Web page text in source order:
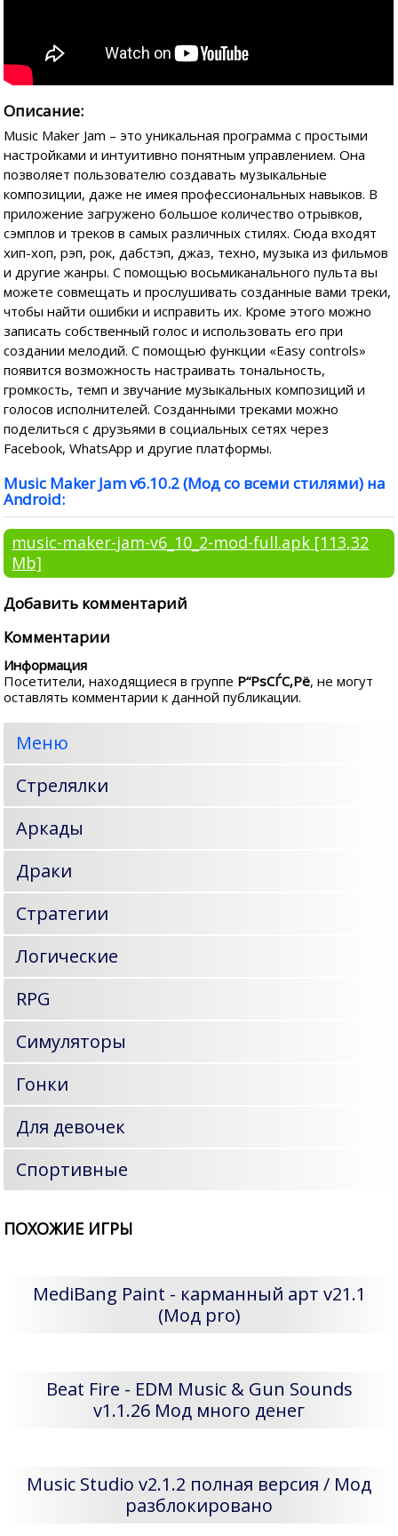
Описание:
Music Maker Jam – это уникальная программа с простыми
настройками и интуитивно понятным управлением. Она
позволяет пользователю создавать музыкальные
композиции, даже не имея профессиональных навыков. В
приложение загружено большое количество отрывков,
сэмплов и треков в самых различных стилях. Сюда входят
хип-хоп, рэп, рок, дабстэп, джаз, техно, музыка из фильмов
и другие жанры. С помощью восьмиканального пульта вы
можете совмещать и прослушивать созданные вами треки,
чтобы найти ошибки и исправить их. Кроме этого можно
записать собственный голос и использовать его при
создании мелодий. С помощью функции «Easy controls»
появится возможность настраивать тональность,
громкость, темп и звучание музыкальных композиций и
голосов исполнителей. Созданными треками можно
поделиться с друзьями в социальных сетях через
Facebook, WhatsApp и другие платформы.
Music Maker Jam v6.10.2 (Мод со всеми стилями) на
Android:
music-maker-jam-v6_10_2-mod-full.apk [113,32
Mb]
Добавить комментарий
Комментарии
Информация
Посетители, находящиеся в группе Р“РѕСЃС‚Рё, не могут
оставлять комментарии к данной публикации.
Меню
Стрелялки
Аркады
Драки
Стратегии
Логические
RPG
Симуляторы
Гонки
Для девочек
Спортивные
ПОХОЖИЕ ИГРЫ
MediBang Paint - карманный арт v21.1
(Мод pro)
Beat Fire - EDM Music & Gun Sounds
v1.1.26 Мод много денег
Music Studio v2.1.2 полная версия / Мод
разблокировано